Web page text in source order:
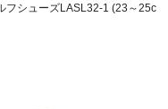
フシューズLASL32-1 (23～25c